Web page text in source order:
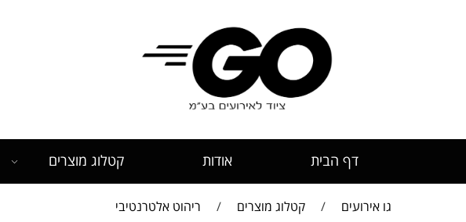
דף הבית אודות קטלוג מוצרים
גו אירועים / קטלוג מוצרים / ריהוט אלטרנטיבי